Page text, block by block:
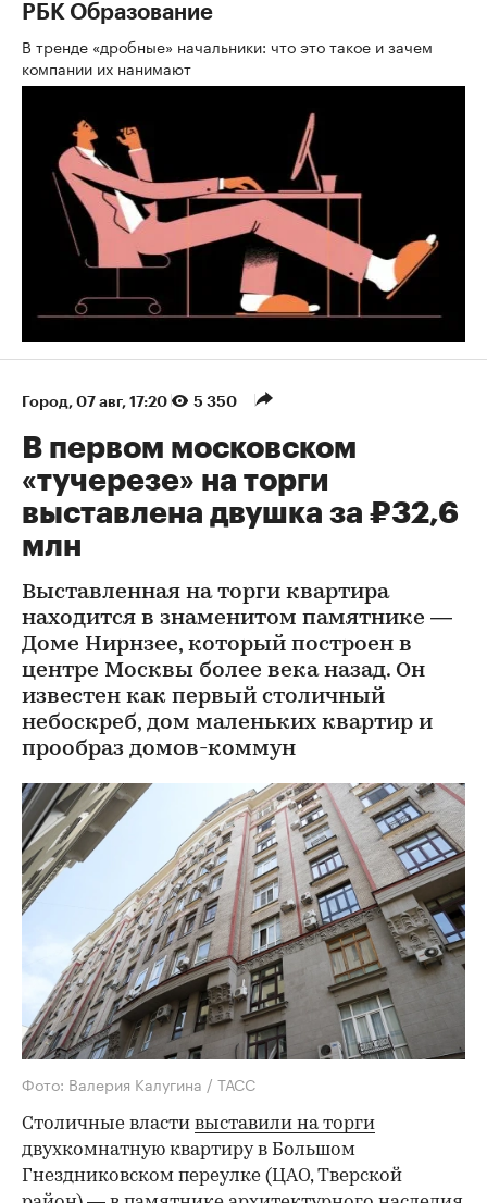
РБК Образование
В тренде «дробные» начальники: что это такое и зачем
компании их нанимают
Город 07 авг, 17:20 5 350
В первом московском
«тучерезе» на торги
выставлена двушка за ₽32,6
млн
Выставленная на торги квартира
находится в знаменитом памятнике —
Доме Нирнзее, который построен в
центре Москвы более века назад. Он
известен как первый столичный
небоскреб, дом маленьких квартир и
прообраз домов-коммун
Фото: Валерия Калугина / ТАСС
Столичные власти выставили на торги
двухкомнатную квартиру в Большом
Гнездниковском переулке (ЦАО, Тверской